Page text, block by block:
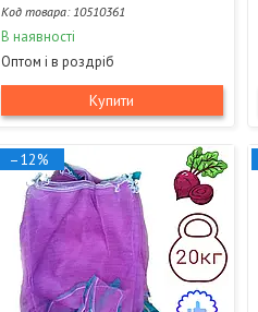
10510361
В наявності
Оптом і в роздріб
Купити
–12%